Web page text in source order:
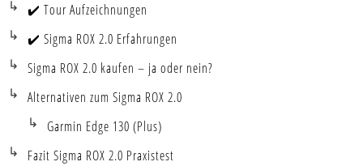
✔️ Tour Aufzeichnungen
✔️ Sigma ROX 2.0 Erfahrungen
Sigma ROX 2.0 kaufen – ja oder nein?
Alternativen zum Sigma ROX 2.0
Garmin Edge 130 (Plus)
Fazit Sigma ROX 2.0 Praxistest